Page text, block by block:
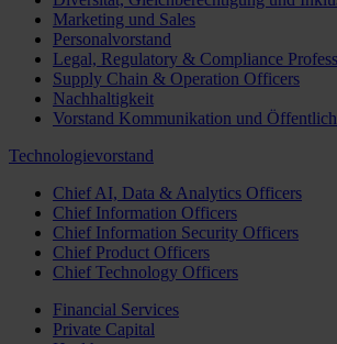
Marketing und Sales
Personalvorstand
Legal, Regulatory & Compliance
Supply Chain & Operation Officers
Nachhaltigkeit
Vorstand Kommunikation und
Technologievorstand
Chief AI, Data & Analytics Officers
Chief Information Officers
Chief Information Security Officers
Chief Product Officers
Chief Technology Officers
Financial Services
Private Capital